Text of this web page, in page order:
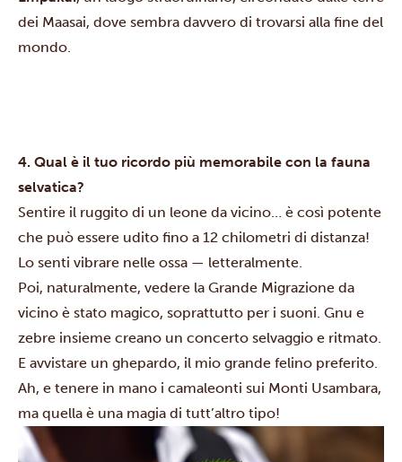
dei Maasai, dove sembra davvero di trovarsi alla fine del
mondo.
4. Qual è il tuo ricordo più memorabile con la fauna
selvatica?
Sentire il ruggito di un leone da vicino… è così potente
che può essere udito fino a 12 chilometri di distanza!
Lo senti vibrare nelle ossa — letteralmente.
Poi, naturalmente, vedere la Grande Migrazione da
vicino è stato magico, soprattutto per i suoni. Gnu e
zebre insieme creano un concerto selvaggio e ritmato.
E avvistare un ghepardo, il mio grande felino preferito.
Ah, e tenere in mano i camaleonti sui Monti Usambara,
ma quella è una magia di tutt’altro tipo!